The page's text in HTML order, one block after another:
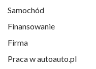
Samochód
Finansowanie
Firma
Praca w autoauto.pl